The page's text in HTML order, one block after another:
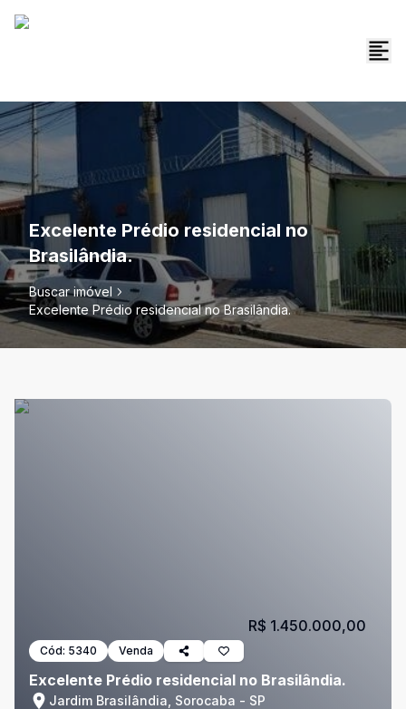
Excelente Prédio residencial no
Brasilândia.
Buscar imóvel
Excelente Prédio residencial no Brasilândia.
Cód: 5340 Venda
Excelente Prédio residencial no Brasilândia.
Jardim Brasilândia, Sorocaba - SP
R$ 1.450.000,00